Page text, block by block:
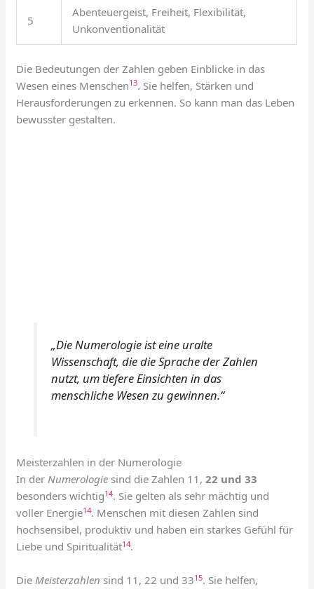
5
Abenteuergeist, Freiheit, Flexibilität,
Unkonventionalität
Die Bedeutungen der Zahlen geben Einblicke in das
Wesen eines Menschen13. Sie helfen, Stärken und
Herausforderungen zu erkennen. So kann man das Leben
bewusster gestalten.
„Die Numerologie ist eine uralte
Wissenschaft, die die Sprache der Zahlen
nutzt, um tiefere Einsichten in das
menschliche Wesen zu gewinnen.“
Meisterzahlen in der Numerologie
In derNumerologie sind die Zahlen 11,22 und 33
besonders wichtig14. Sie gelten als sehr mächtig und
voller Energie14. Menschen mit diesen Zahlen sind
hochsensibel, produktiv und haben ein starkes Gefühl für
Liebe und Spiritualität14.
DieMeisterzahlen sind 11, 22 und 3315. Sie helfen,